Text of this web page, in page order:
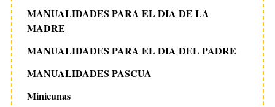
MANUALIDADES PARA EL DIA DE LA
MADRE
MANUALIDADES PARA EL DIA DEL PADRE
MANUALIDADES PASCUA
Minicunas